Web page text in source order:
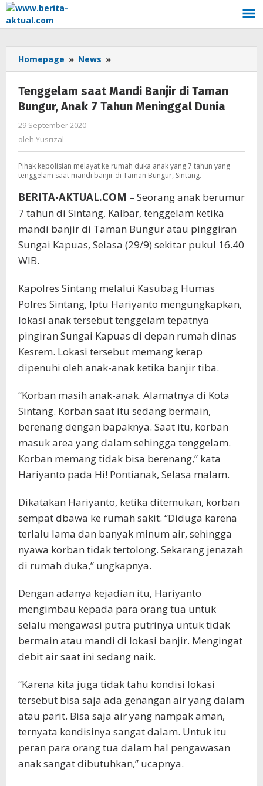
Lewati
ke
konten
Homepage » News »
saat
Mandi
Banjir
di
Tahun
Dunia
Tenggelam saat Mandi Banjir di Taman
Bungur, Anak 7 Tahun Meninggal Dunia
29 September 2020
oleh Yusrizal
Pihak kepolisian melayat ke rumah duka anak yang 7 tahun yang
tenggelam saat mandi banjir di Taman Bungur, Sintang.
BERITA-AKTUAL.COM – Seorang anak berumur
7 tahun di Sintang, Kalbar, tenggelam ketika
mandi banjir di Taman Bungur atau pinggiran
Sungai Kapuas, Selasa (29/9) sekitar pukul 16.40
WIB.
Kapolres Sintang melalui Kasubag Humas
Polres Sintang, Iptu Hariyanto mengungkapkan,
lokasi anak tersebut tenggelam tepatnya
pingiran Sungai Kapuas di depan rumah dinas
Kesrem. Lokasi tersebut memang kerap
dipenuhi oleh anak-anak ketika banjir tiba.
“Korban masih anak-anak. Alamatnya di Kota
Sintang. Korban saat itu sedang bermain,
berenang dengan bapaknya. Saat itu, korban
masuk area yang dalam sehingga tenggelam.
Korban memang tidak bisa berenang,” kata
Hariyanto pada Hi! Pontianak, Selasa malam.
Dikatakan Hariyanto, ketika ditemukan, korban
sempat dbawa ke rumah sakit. “Diduga karena
terlalu lama dan banyak minum air, sehingga
nyawa korban tidak tertolong. Sekarang jenazah
di rumah duka,” ungkapnya.
Dengan adanya kejadian itu, Hariyanto
mengimbau kepada para orang tua untuk
selalu mengawasi putra putrinya untuk tidak
bermain atau mandi di lokasi banjir. Mengingat
debit air saat ini sedang naik.
“Karena kita juga tidak tahu kondisi lokasi
tersebut bisa saja ada genangan air yang dalam
atau parit. Bisa saja air yang nampak aman,
ternyata kondisinya sangat dalam. Untuk itu
peran para orang tua dalam hal pengawasan
anak sangat dibutuhkan,” ucapnya.